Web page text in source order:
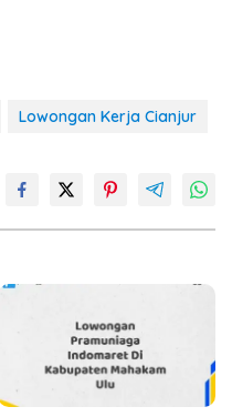
Lowongan Kerja Cianjur